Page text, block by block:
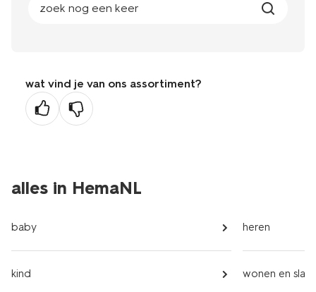
zoek nog een keer
wat vind je van ons assortiment?
alles in HemaNL
baby
kind
heren
wonen en